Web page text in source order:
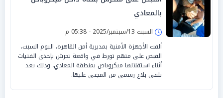
بالمعادي
السبت 13/سبتمبر/2025 - 05:38 م
ألقت الأجهزة الأمنية بمديرية أمن القاهرة، اليوم السبت،
القبض على متهم تورط في واقعة تحرش بإحدى الفتيات
أثناء استقلالها ميكروباص بمنطقة المعادي، وذلك بعد
تلقي بلاغ رسمي من المجني عليها.